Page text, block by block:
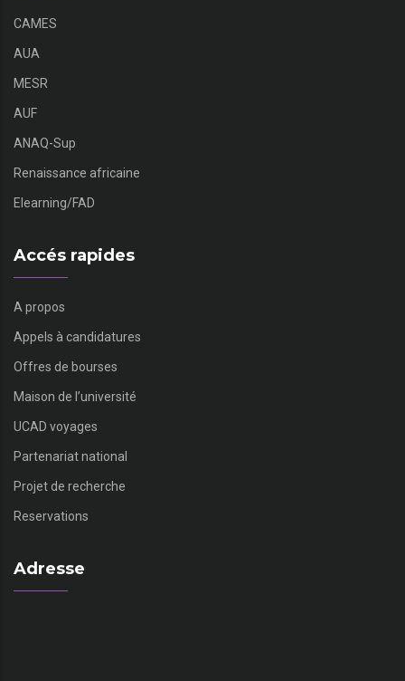
CAMES
AUA
MESR
AUF
ANAQ-Sup
Renaissance africaine
Elearning/FAD
Accés rapides
A propos
Appels à candidatures
Offres de bourses
Maison de l’université
UCAD voyages
Partenariat national
Projet de recherche
Reservations
Adresse